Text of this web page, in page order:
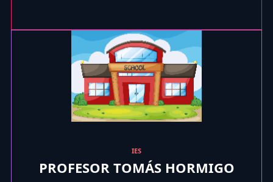
IES
PROFESOR TOMÁS HORMIGO